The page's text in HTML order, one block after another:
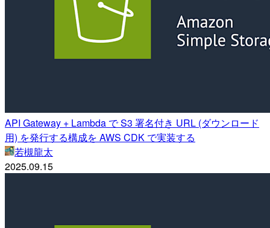
API Gateway + Lambda で S3 署名付き URL (ダウンロード
用) を発行する構成を AWS CDK で実装する
若槻龍太
2025.09.15